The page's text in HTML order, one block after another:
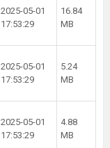
2025-05-01
17:53:29
16.84
MB
2025-05-01
17:53:29
5.24
MB
2025-05-01
17:53:29
4.88
MB